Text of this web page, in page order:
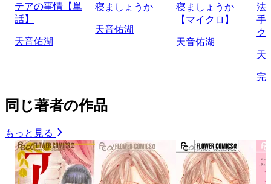
テアの事情【単
話】
天音佑湖
寝ましょうか
天音佑湖
寝ましょうか
【マイクロ】
天音佑湖
法
手
ク
天
完
同じ著者の作品
もっと見る